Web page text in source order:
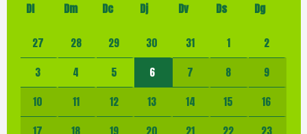
Dl
Dm Dc Dj Dv Ds
Dg
No hi ha cap activitat aquest mes
27 28 29 30 31 1
2
3
4 5 6 7 8
9
10
11 12 13 14 15
16